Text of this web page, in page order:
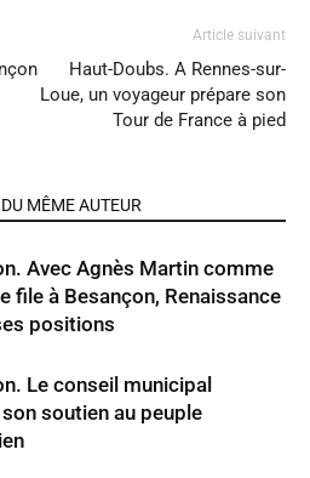
Article suivant
Haut-Doubs. A Rennes-sur-
Loue, un voyageur prépare son
Tour de France à pied
DU MÊME AUTEUR
Avec Agnès Martin comme
file à Besançon, Renaissance
positions
Le conseil municipal
soutien au peuple